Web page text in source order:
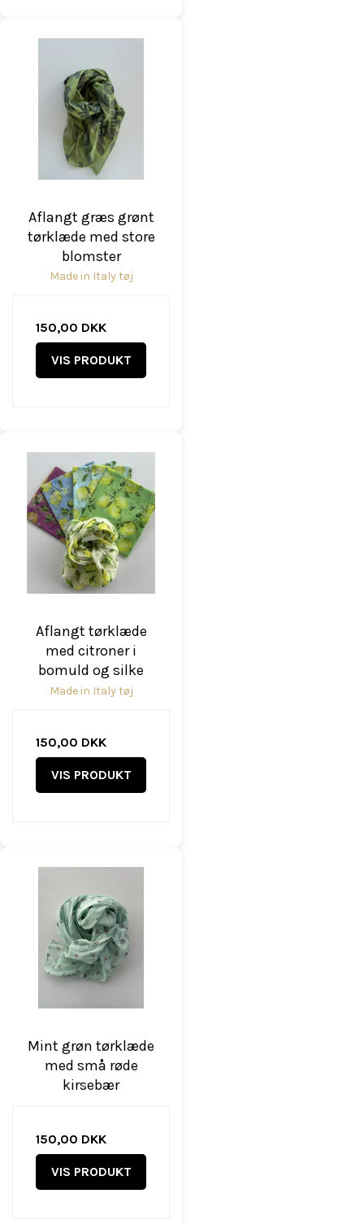
Aflangt græs grønt
tørklæde med store
blomster
Made in Italy tøj
150,00 DKK
VIS PRODUKT
Aflangt tørklæde
med citroner i
bomuld og silke
Made in Italy tøj
150,00 DKK
VIS PRODUKT
Mint grøn tørklæde
med små røde
kirsebær
150,00 DKK
VIS PRODUKT